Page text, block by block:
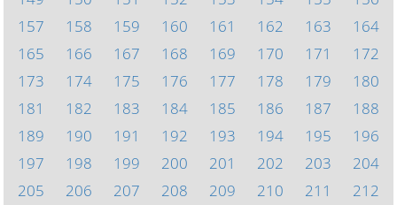
157
158 159 160 161 162 163
164
165
166 167 168 169 170 171
172
173
174 175 176 177 178 179
180
181
182 183 184 185 186 187
188
189
190 191 192 193 194 195
196
197
198 199 200 201 202 203
204
205
206 207 208 209 210 211
212